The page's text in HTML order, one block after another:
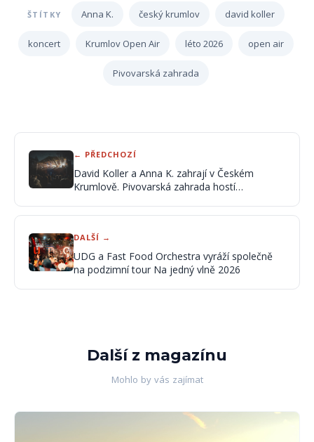
ŠTÍTKY Anna K. český krumlov david koller
koncert Krumlov Open Air léto 2026 open air
Pivovarská zahrada
← PŘEDCHOZÍ
David Koller a Anna K. zahrají v Českém
Krumlově. Pivovarská zahrada hostí
DALŠÍ →
UDG a Fast Food Orchestra vyráží společně
na podzimní tour Na jedný vlně 2026
Další z magazínu
Mohlo by vás zajímat